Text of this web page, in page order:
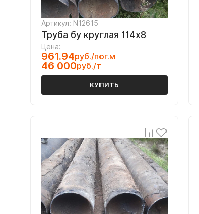
Артикул: N12615
Труба бу круглая 114х8
Цена:
961.94руб./пог.м
46 000руб./т
КУПИТЬ